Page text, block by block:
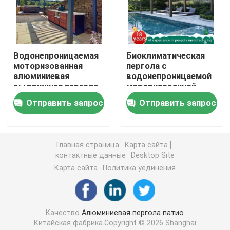
Алюминиевая Retractable пергола
газебо крыши металла
Газебо китайского стиля
Алюминиевая беседка
Алюминиевая шпалера
Алюминиевая сень тента
Водонепроницаемая
моторизованная
алюминиевая
выдвижная пергола
с ламельной крышей
из алюминиевого
сплава 6063-T5
Отправить запрос
Биоклиматическая
пергола с
водонепроницаемой
моторизованной
крышей из
алюминиевого
сплава 6063-T5 для
Отправить запрос
Главная страница
Карта сайта
контактные данные
Desktop Site
Карта сайта
Политика уединения
КачествоАлюминиевая пергола патио
Китайская фабрика.Copyright © 2026 Shanghai